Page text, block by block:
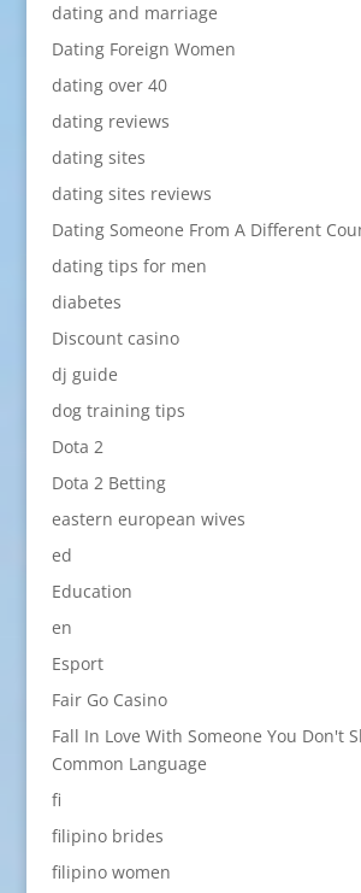
dating and marriage
Dating Foreign Women
dating over 40
dating reviews
dating sites
dating sites reviews
Dating Someone From A Different
dating tips for men
diabetes
Discount casino
dj guide
dog training tips
Dota 2
Dota 2 Betting
eastern european wives
ed
Education
en
Esport
Fair Go Casino
Fall In Love With Someone You Don't
Common Language
fi
filipino brides
filipino women